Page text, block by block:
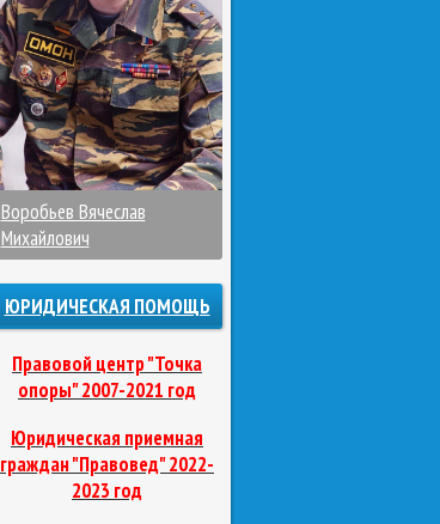
Воробьев Вячеслав
Михайлович
ЮРИДИЧЕСКАЯ ПОМОЩЬ
Правовой центр "Точка
опоры" 2007-2021 год
Юридическая приемная
граждан "Правовед"2022-
2023 год